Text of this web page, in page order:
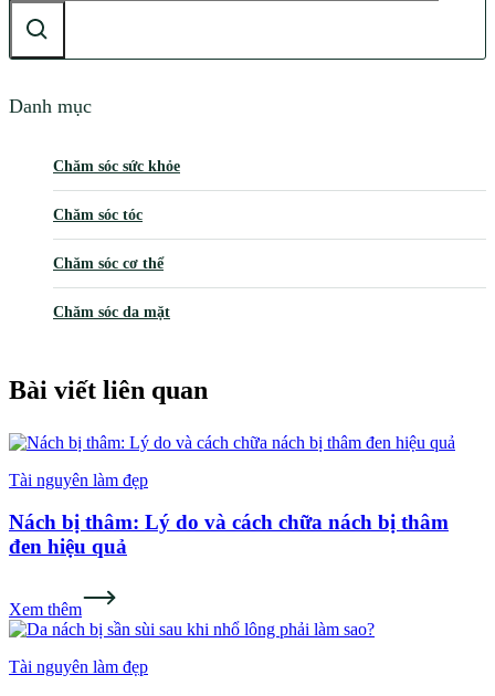
Danh mục
Chăm sóc sức khỏe
Chăm sóc tóc
Chăm sóc cơ thể
Chăm sóc da mặt
Bài viết liên quan
Tài nguyên làm đẹp
Nách bị thâm: Lý do và cách chữa nách bị thâm
đen hiệu quả
Xem thêm
Tài nguyên làm đẹp